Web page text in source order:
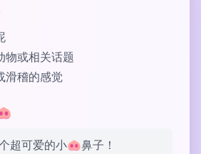
物或相关话题
滑稽的感觉
超可爱的小🐽鼻子！